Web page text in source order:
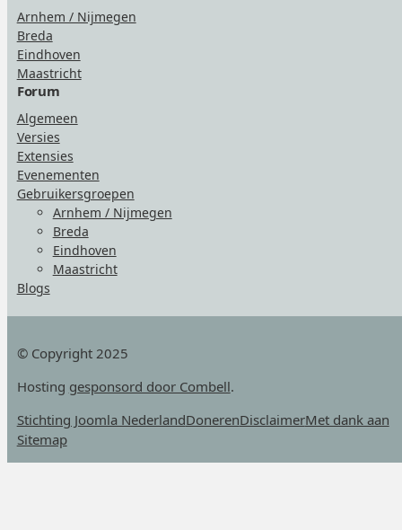
Arnhem / Nijmegen
Breda
Eindhoven
Maastricht
Forum
Algemeen
Versies
Extensies
Evenementen
Gebruikersgroepen
Arnhem / Nijmegen
Breda
Eindhoven
Maastricht
Blogs
© Copyright 2025
Hosting gesponsord door Combell.
Stichting Joomla NederlandDonerenDisclaimerMet dank aan
Sitemap